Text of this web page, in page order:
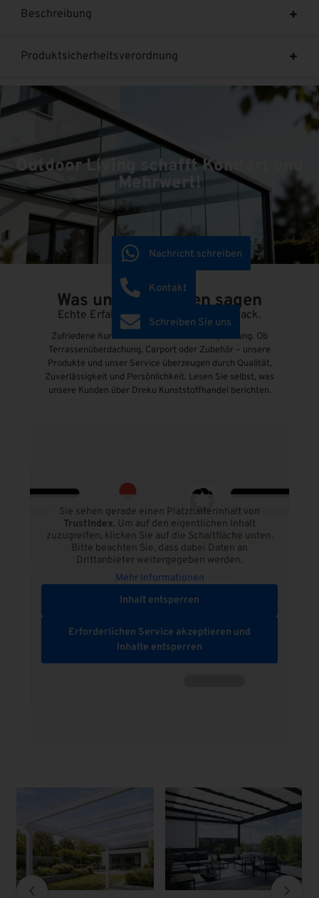
Beschreibung
Produktsicherheitsverordnung
Outdoor Living schafft Komfort und
Mehrwert!
Was unsere Kunden sagen
Echte Erfahrungen. Ehrliches Feedback.
Zufriedene Kunden sind unsere beste Empfehlung. Ob
Terrassenüberdachung, Carport oder Zubehör – unsere
Produkte und unser Service überzeugen durch Qualität,
Zuverlässigkeit und Persönlichkeit. Lesen Sie selbst, was
unsere Kunden über Dreku Kunststoffhandel berichten.
Sie sehen gerade einen Platzhalterinhalt von
TrustIndex. Um auf den eigentlichen Inhalt
zuzugreifen, klicken Sie auf die Schaltfläche unten.
Bitte beachten Sie, dass dabei Daten an
Drittanbieter weitergegeben werden.
Mehr Informationen
Inhalt entsperren
Erforderlichen Service akzeptieren und
Inhalte entsperren
Nachricht schreiben
Kontakt
Schreiben Sie uns